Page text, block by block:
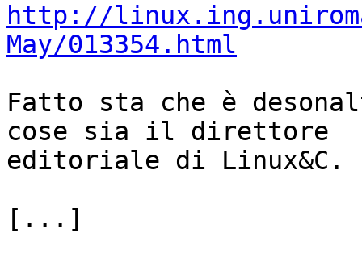
http://
May/013354.html
Fatto sta che è
cose sia il direttore
editoriale di Linux&C.
[...]